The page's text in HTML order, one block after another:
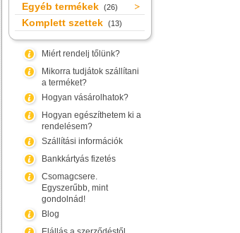
Egyéb termékek (26)
Komplett szettek (13)
Miért rendelj tőlünk?
Mikorra tudjátok szállítani
a terméket?
Hogyan vásárolhatok?
Hogyan egészíthetem ki a
rendelésem?
Szállítási információk
Bankkártyás fizetés
Csomagcsere.
Egyszerűbb, mint
gondolnád!
Blog